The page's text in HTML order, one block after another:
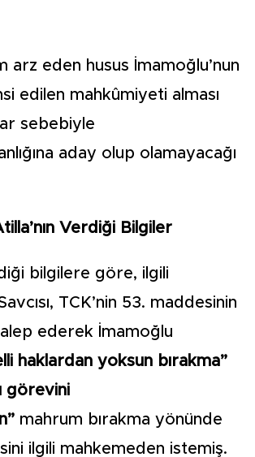
arz eden husus İmamoğlu’nun
edilen mahkûmiyeti alması
sebebiyle
aday olup olamayacağı
Verdiği Bilgiler
bilgilere göre, ilgili
TCK’nin 53. maddesinin
ederek İmamoğlu
haklardan yoksun bırakma”
görevini
mahrum bırakma yönünde
ilgili mahkemeden istemiş.